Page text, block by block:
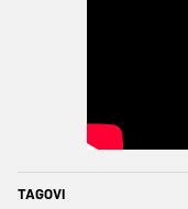
TAGOVI